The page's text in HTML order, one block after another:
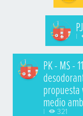
|
PK - MS -
propuesta
medio
| 321